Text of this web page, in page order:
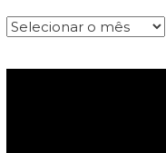
Arquivos